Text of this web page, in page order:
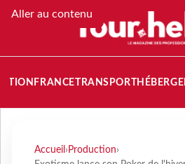
Aller au contenu
FRANCETRANSPORT
Accueil › Production›